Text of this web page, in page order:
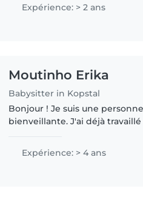
Expérience: > 2 ans
Moutinho Erika
Babysitter in Kopstal
Bonjour ! Je suis une
bienveillante. J'ai déjà
veiller à leur..
Expérience: > 4 ans